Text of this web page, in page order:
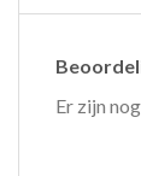
Er zijn